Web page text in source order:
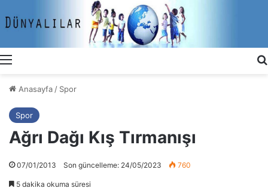
Menü
Anasayfa / Spor
Spor
Ağrı Dağı Kış Tırmanışı
07/01/2013 Son güncelleme: 24/05/2023 760
5 dakika okuma süresi